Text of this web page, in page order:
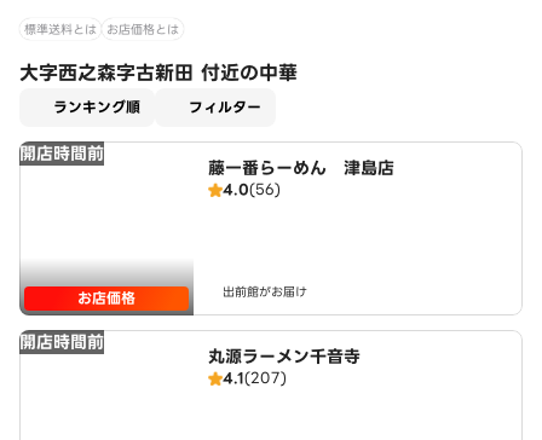
標準送料とは お店価格とは
大字西之森字古新田 付近の中華
ランキング順 フィルター
開店時間前
お店価格
藤一番らーめん 津島店
4.0(56)
出前館がお届け
開店時間前
丸源ラーメン千音寺
4.1(207)